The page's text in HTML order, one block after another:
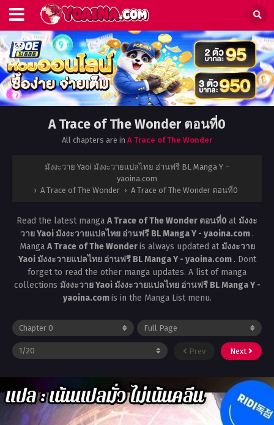
A Trace of The Wonder ตอนที่0
All chapters are in A Trace of The Wonder
มังงะวาย Yaoi มังงะวายแปลไทย อ่านฟรี BL Manga Y –
yaoina.com
› A Trace of The Wonder › A Trace of The Wonder ตอนที่0
Read the latest manga A Trace of The Wonder ตอนที่0at มังงะ
วาย Yaoi มังงะวายแปลไทย อ่านฟรี BL Manga Y - yaoina.com .
Manga A Trace of The Wonderis always updated at มังงะวาย
Yaoi มังงะวายแปลไทย อ่านฟรี BL Manga Y - yaoina.com . Dont
forget to read the other manga updates. A list of manga
collections มังงะวาย Yaoi มังงะวายแปลไทย อ่านฟรี BL Manga Y -
yaoina.comis in the Manga List menu.
Prev Next